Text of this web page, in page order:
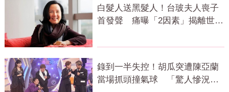
白髮人送黑髮人！台玻夫人喪子
首發聲 痛曝「2因素」揭離世真
錄到一半失控！胡瓜突遭陳亞蘭
當場抓頭撞氣球 「驚人慘況」